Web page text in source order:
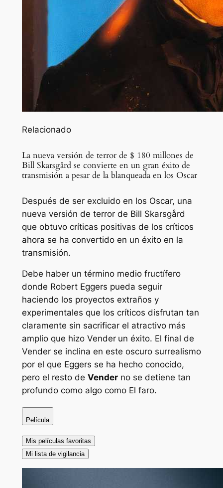
Relacionado
La nueva versión de terror de $ 180 millones de
Bill Skarsgård se convierte en un gran éxito de
transmisión a pesar de la blanqueada en los Oscar
Después de ser excluido en los Oscar, una
nueva versión de terror de Bill Skarsgård
que obtuvo críticas positivas de los críticos
ahora se ha convertido en un éxito en la
transmisión.
Debe haber un término medio fructífero
donde Robert Eggers pueda seguir
haciendo los proyectos extraños y
experimentales que los críticos disfrutan tan
claramente sin sacrificar el atractivo más
amplio que hizo Vender un éxito. El final de
Venderse inclina en este oscuro surrealismo
por el que Eggers se ha hecho conocido,
pero el resto de Venderno se detiene tan
profundo como algo como El faro.
Película
Mis películas favoritas
Mi lista de vigilancia